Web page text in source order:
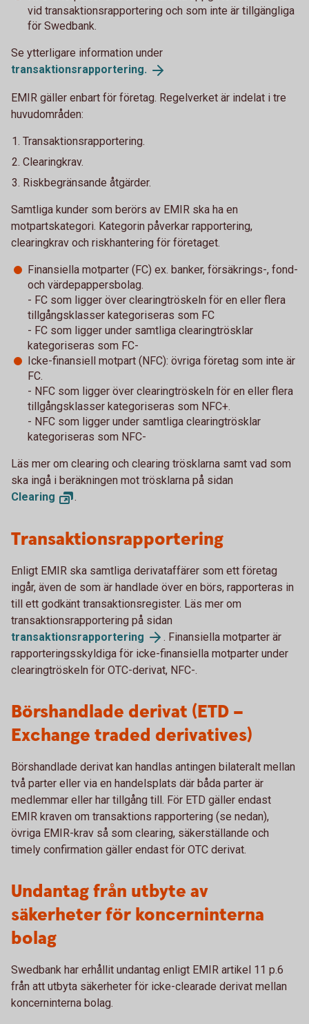
vid transaktionsrapportering och som inte är tillgängliga
för Swedbank.
Se ytterligare information under
transaktionsrapportering.
EMIR gäller enbart för företag. Regelverket är indelat i tre
huvudområden:
Transaktionsrapportering.
Clearingkrav.
Riskbegränsande åtgärder.
Samtliga kunder som berörs av EMIR ska ha en
motpartskategori. Kategorin påverkar rapportering,
clearingkrav och riskhantering för företaget.
Finansiella motparter (FC) ex. banker, försäkrings-, fond-
och värdepappersbolag.
- FC som ligger över clearingtröskeln för en eller flera
tillgångsklasser kategoriseras som FC
- FC som ligger under samtliga clearingtrösklar
kategoriseras som FC-
Icke-finansiell motpart (NFC): övriga företag som inte är
FC.
- NFC som ligger över clearingtröskeln för en eller flera
tillgångsklasser kategoriseras som NFC+.
- NFC som ligger under samtliga clearingtrösklar
kategoriseras som NFC-
Läs mer om clearing och clearing trösklarna samt vad som
ska ingå i beräkningen mot trösklarna på sidan
Clearing
.
Transaktionsrapportering
Enligt EMIR ska samtliga derivataffärer som ett företag
ingår, även de som är handlade över en börs, rapporteras in
till ett godkänt transaktionsregister. Läs mer om
transaktionsrapportering på sidan
transaktionsrapportering
. Finansiella motparter är
rapporteringsskyldiga för icke-finansiella motparter under
clearingtröskeln för OTC-derivat, NFC-.
Börshandlade derivat (ETD –
Exchange traded derivatives)
Börshandlade derivat kan handlas antingen bilateralt mellan
två parter eller via en handelsplats där båda parter är
medlemmar eller har tillgång till. För ETD gäller endast
EMIR kraven om transaktions rapportering (se nedan),
övriga EMIR-krav så som clearing, säkerställande och
timely confirmation gäller endast för OTC derivat.
Undantag från utbyte av
säkerheter för koncerninterna
bolag
Swedbank har erhållit undantag enligt EMIR artikel 11 p.6
från att utbyta säkerheter för icke-clearade derivat mellan
koncerninterna bolag.